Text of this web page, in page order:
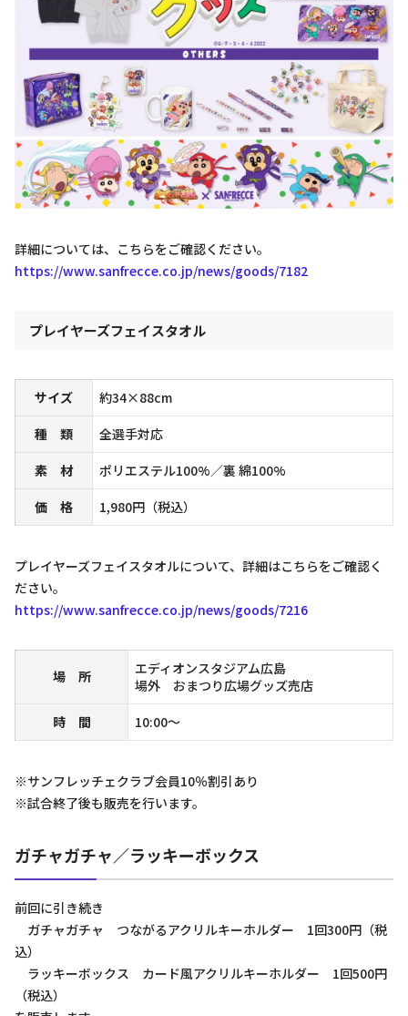
詳細については、こちらをご確認ください。
https://www.sanfrecce.co.jp/news/goods/7182
プレイヤーズフェイスタオル
サイズ
約34×88cm
種 類
全選手対応
素 材
ポリエステル100%／裏 綿100%
価 格
1,980円（税込）
プレイヤーズフェイスタオルについて、詳細はこちらをご確認く
ださい。
https://www.sanfrecce.co.jp/news/goods/7216
場 所
エディオンスタジアム広島
場外 おまつり広場グッズ売店
時 間
10:00～
※サンフレッチェクラブ会員10％割引あり
※試合終了後も販売を行います。
ガチャガチャ／ラッキーボックス
前回に引き続き
ガチャガチャ つながるアクリルキーホルダー 1回300円（税
込）
ラッキーボックス カード風アクリルキーホルダー 1回500円
（税込）